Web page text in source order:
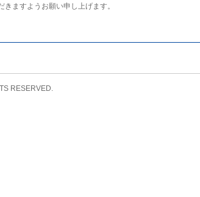
ますようお願い申し上げます。